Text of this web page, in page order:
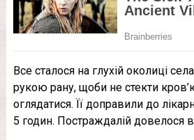
Все сталося на глухій околиці
рукою рану, щоби не стекти
оглядатися. Її доправили до
5 годин. Постраждалій довелося